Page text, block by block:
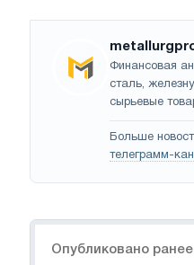
Финансовая
сталь,
сырьевые
Больше
телеграмм-
Опубликовано ранее